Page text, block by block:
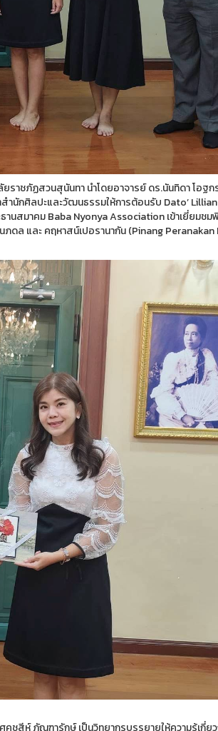
าชภัฏสวนสุนันทา นำโดยอาจารย์ ดร.นันทิดา โอฐ
นักศิลปะและวัฒนธรรมให้การต้อนรับ Dato’
นสมาคม Baba Nyonya Association เข้าเยี่ยมช
ล และ คฤหาสน์เปอรานากัน (Pinang Peranakan
ชสีห์ ภัณฑารักษ์ เป็นวิทยากรบรรยายให้ความรู้เกี่ย